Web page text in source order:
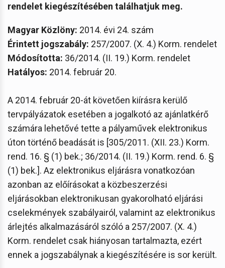
rendelet kiegészítésében találhatjuk meg.
Magyar Közlöny: 2014. évi 24. szám
Érintett jogszabály: 257/2007. (X. 4.) Korm. rendelet
Módosította: 36/2014. (II. 19.) Korm. rendelet
Hatályos: 2014. február 20.
A 2014. február 20-át követően kiírásra kerülő
tervpályázatok esetében a jogalkotó az ajánlatkérő
számára lehetővé tette a pályaművek elektronikus
úton történő beadását is [305/2011. (XII. 23.) Korm.
rend. 16. § (1) bek.; 36/2014. (II. 19.) Korm. rend. 6. §
(1) bek.]. Az elektronikus eljárásra vonatkozóan
azonban az előírásokat a közbeszerzési
eljárásokban elektronikusan gyakorolható eljárási
cselekmények szabályairól, valamint az elektronikus
árlejtés alkalmazásáról szóló a 257/2007. (X. 4.)
Korm. rendelet csak hiányosan tartalmazta, ezért
ennek a jogszabálynak a kiegészítésére is sor került.